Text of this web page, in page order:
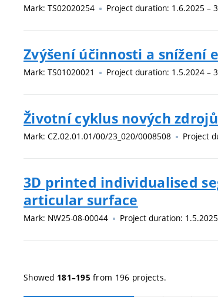
Mark: TS02020254 Project duration: 1.6.2025 –
Zvýšení účinnosti a snížení
Mark: TS01020021 Project duration: 1.5.2024 –
Životní cyklus nových
Mark: CZ.02.01.01/00/23_020/0008508 Project
3D printed individualised
articular surface
Mark: NW25-08-00044 Project duration:
Showed 181–195 from 196 projects.